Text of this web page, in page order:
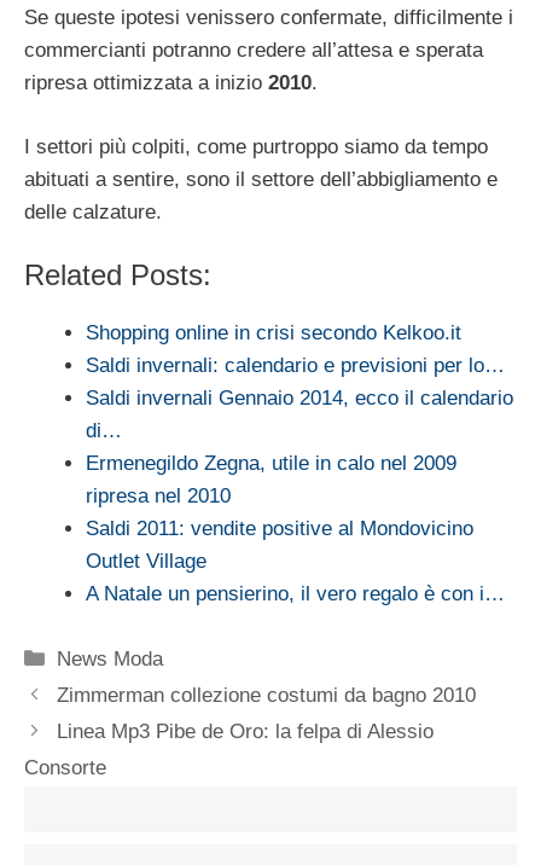
Se queste ipotesi venissero confermate, difficilmente i
commercianti potranno credere all’attesa e sperata
ripresa ottimizzata a inizio 2010.
I settori più colpiti, come purtroppo siamo da tempo
abituati a sentire, sono il settore dell’abbigliamento e
delle calzature.
Related Posts:
Shopping online in crisi secondo Kelkoo.it
Saldi invernali: calendario e previsioni per lo…
Saldi invernali Gennaio 2014, ecco il calendario
di…
Ermenegildo Zegna, utile in calo nel 2009
ripresa nel 2010
Saldi 2011: vendite positive al Mondovicino
Outlet Village
A Natale un pensierino, il vero regalo è con i…
Categorie
News Moda
Zimmerman collezione costumi da bagno 2010
Linea Mp3 Pibe de Oro: la felpa di Alessio
Consorte